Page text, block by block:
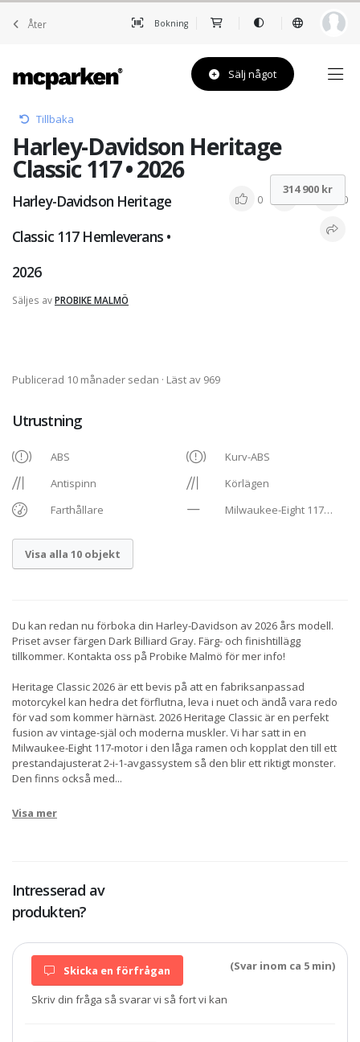
Åter Bokning
Sälj något
Tillbaka
Harley-Davidson Heritage
Classic 117 • 2026
Harley-Davidson Heritage
Classic 117 Hemleverans •
2026
0 0
Säljes avPROBIKE MALMÖ
314 900 kr
Publicerad 10 månader sedan · Läst av 969
Utrustning
ABS
Kurv-ABS
Antispinn
Körlägen
Farthållare
Milwaukee-Eight 117
Visa alla 10 objekt
Du kan redan nu förboka din Harley-Davidson av 2026 års modell.
Priset avser färgen Dark Billiard Gray. Färg- och finishtillägg
tillkommer. Kontakta oss på Probike Malmö för mer info!
Heritage Classic 2026 är ett bevis på att en fabriksanpassad
motorcykel kan hedra det förflutna, leva i nuet och ändå vara redo
för vad som kommer härnäst. 2026 Heritage Classic är en perfekt
fusion av vintage-själ och moderna muskler. Vi har satt in en
Milwaukee-Eight 117-motor i den låga ramen och kopplat den till ett
prestandajusterat 2-i-1-avgassystem så den blir ett riktigt monster.
Den finns också med...
Visa mer
Intresserad av
produkten?
Skicka en förfrågan (Svar inom ca 5 min)
Skriv din fråga så svarar vi så fort vi kan